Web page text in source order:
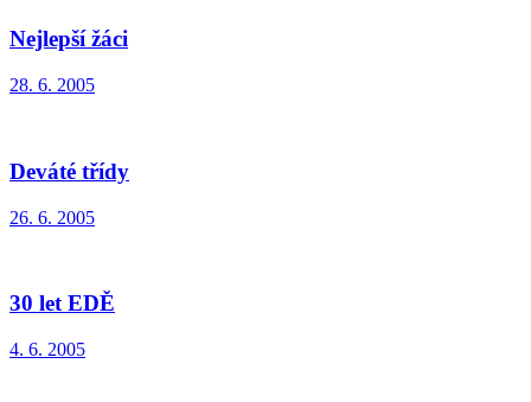
Nejlepší žáci
28. 6. 2005
Deváté třídy
26. 6. 2005
30 let EDĚ
4. 6. 2005